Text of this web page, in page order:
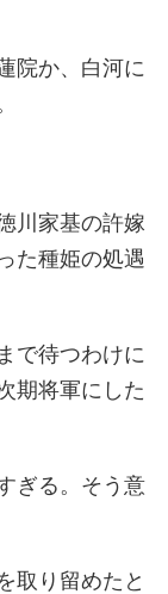
院か、白河に
川家基の許嫁
た種姫の処遇
で待つわけに
期将軍にした
ぎる。そう意
取り留めたと